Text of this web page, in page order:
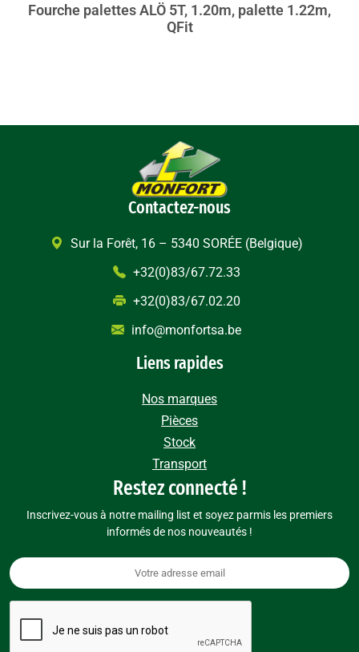
Fourche palettes ALÖ 5T, 1.20m, palette 1.22m,
QFit
Contactez-nous
Sur la Forêt, 16 – 5340 SORÉE (Belgique)
+32(0)83/67.72.33
+32(0)83/67.02.20
info@monfortsa.be
Liens rapides
Nos marques
Pièces
Stock
Transport
Restez connecté !
Inscrivez-vous à notre mailing list et soyez parmis les premiers
informés de nos nouveautés !